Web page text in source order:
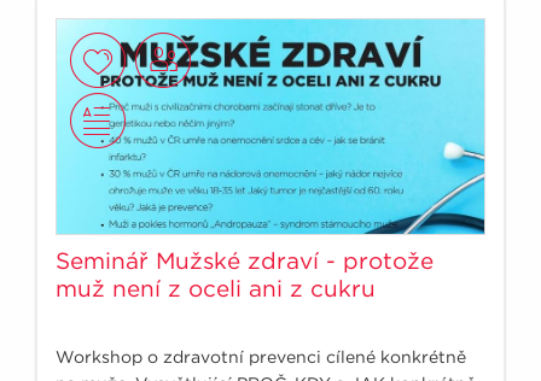
Seminář Mužské zdraví - protože
muž není z oceli ani z cukru
Workshop o zdravotní prevenci cílené konkrétně